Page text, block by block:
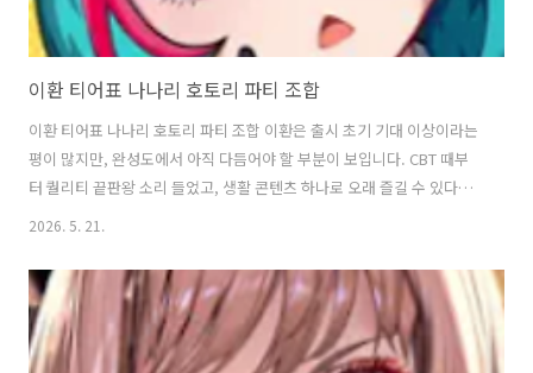
이환 티어표 나나리 호토리 파티 조합
이환 티어표 나나리 호토리 파티 조합 이환은 출시 초기 기대 이상이라는
평이 많지만, 완성도에서 아직 다듬어야 할 부분이 보입니다. CBT 때부
터 퀄리티 끝판왕 소리 들었고, 생활 콘텐츠 하나로 오래 즐길 수 있다는
의견이 지배적입니다. 다만, 초반 유치하고 정신없음. 과도한 개그, 빠른
호 강한편 입니다. 티어표 파티조합
2026. 5. 21.